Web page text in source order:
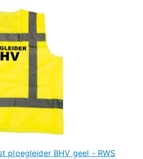
ploegleider BHV geel - RWS